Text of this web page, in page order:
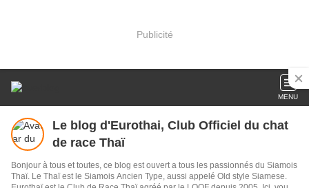
Publicité
MENU
Le blog d'Eurothai, Club Officiel du chat
de race Thaï
Bonjour à tous et toutes, ce blog est ouvert a tous les passionnés du Siamois
Thaï. Le Thaï est le Siamois Ancien Type, aussi appelé Old style Siamese.